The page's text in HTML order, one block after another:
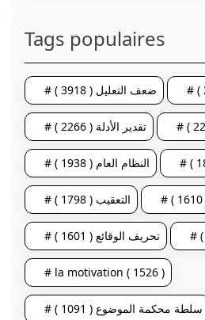
Tags populaires
# ضعف التعليل ( 3918 )
# تقدير الأدلة ( 2266 )
# النظام العام ( 1938 )
# التعقيب ( 1798 )
# تحريف الوقائع ( 1601 )
# la motivation ( 1526 )
# سلطة محكمة الموضوع ( 1091 )